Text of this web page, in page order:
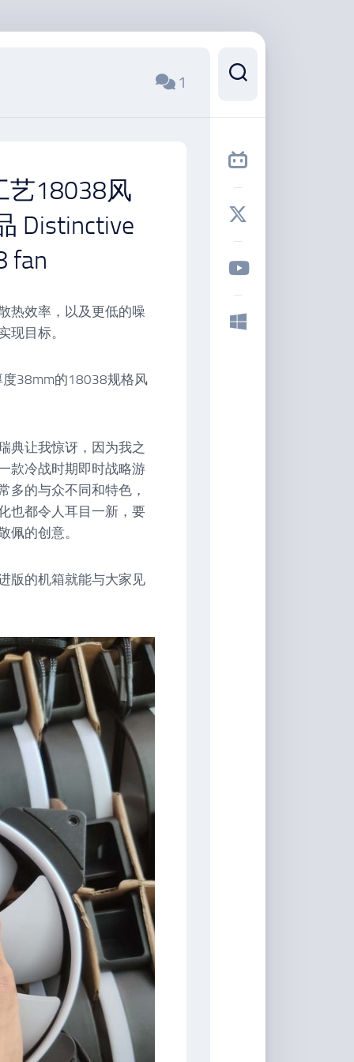
1
艺18038风
Distinctive
fan
热效率，以及更低的噪
现目标。
38mm的18038规格风
典让我惊讶，因为我之
款冷战时期即时战略游
多的与众不同和特色，
也都令人耳目一新，要
佩的创意。
版的机箱就能与大家见